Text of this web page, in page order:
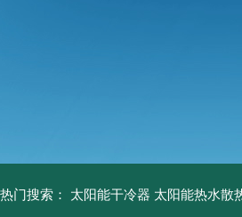
热门搜索： 太阳能干冷器 太阳能热水散